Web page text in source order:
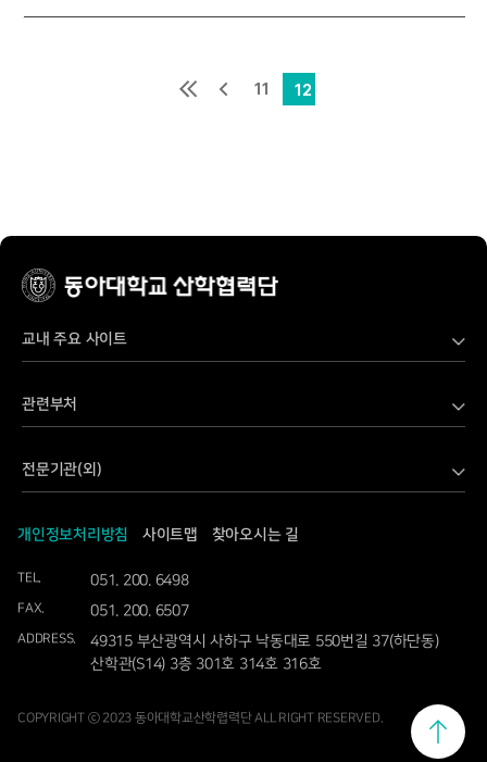
11 12
교내 주요 사이트
가습기살균제보건센터
고기능성밸브기술지원센터
동아대학교
디스플레이소자융합기술개발지원센터
관련부처
기획재정부
농촌진흥청
전문기관(외)
국립문화재연구소
국립재난안전연구원
국방기술품질원
국토교통과학기술진흥원
범부처전주기의료기기연구개발사업단
개인정보처리방침 사이트맵 찾아오시는 길
TEL. 051. 200. 6498
FAX. 051. 200. 6507
ADDRESS.
49315 부산광역시 사하구 낙동대로 550번길 37(하단동)
산학관(S14) 3층 301호 314호 316호
COPYRIGHT ⓒ 2023 동아대학교산학렵력단 ALL RIGHT RESERVED.